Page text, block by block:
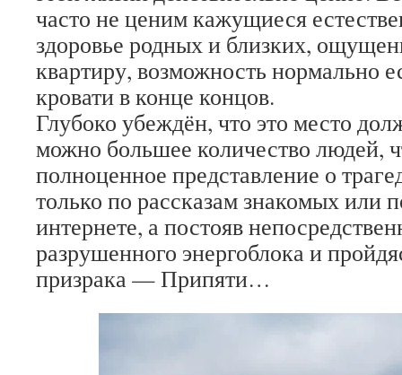
часто не ценим кажущиеся
здоровье родных и близких,
квартиру, возможность нормально
кровати в конце концов.
Глубоко убеждён, что это место
можно большее количество людей,
полноценное представление о
только по рассказам знакомых или
интернете, а постояв
разрушенного энергоблока и
призрака — Припяти…